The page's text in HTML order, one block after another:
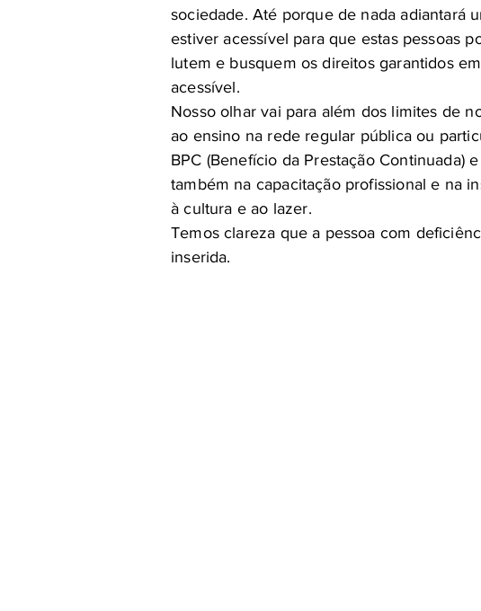
sociedade. Até porque de nada adiantará
estiver acessível para que estas pessoas
lutem e busquem os direitos garantidos
acessível.
Nosso olhar vai para além dos limites de
ao ensino na rede regular pública ou
BPC (Benefício da Prestação Continuada)
também na capacitação profissional e na
à cultura e ao lazer.
Temos clareza que a pessoa com
inserida.